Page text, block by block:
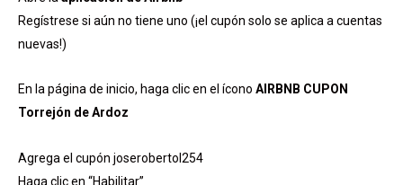
Regístrese si aún no tiene uno (¡el cupón solo se aplica a cuentas
nuevas!)
En la página de inicio, haga clic en el ícono AIRBNB CUPON
Torrejón de Ardoz
Agrega el cupón joserobertol254
Haga clic en “Habilitar”